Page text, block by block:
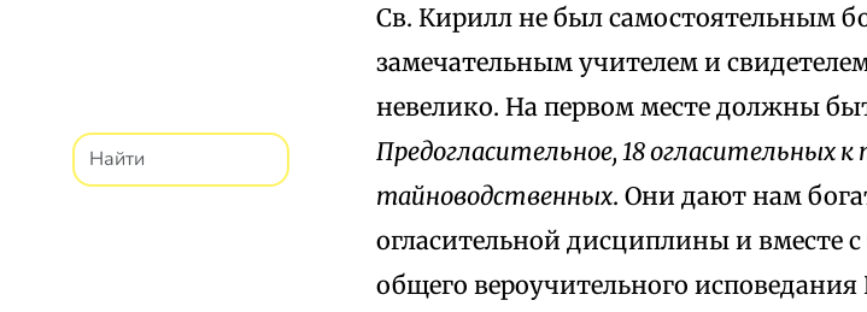
Св. Кирилл не был самостоятельным
замечательным учителем и
невелико. На первом месте должны
Предогласительное, 18 огласительных
maйноводственных. Они дают нам
огласительной дисциплины и вместе
общего вероучительного